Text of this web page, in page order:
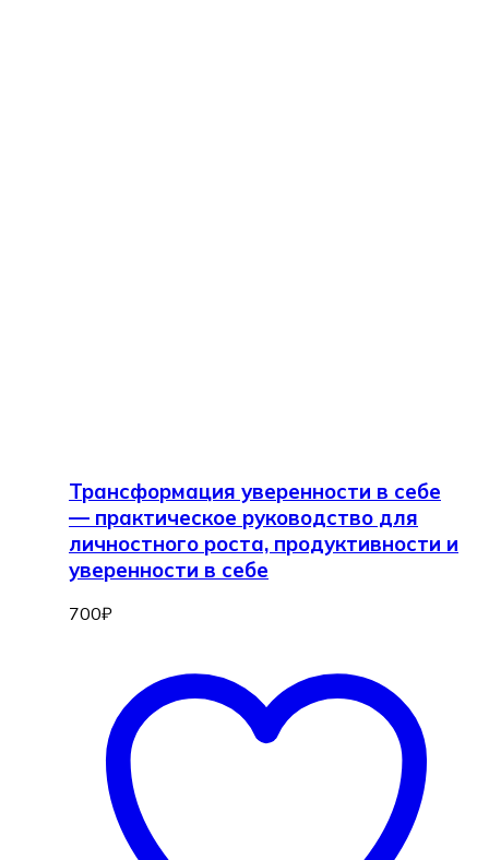
Трансформация уверенности в себе
— практическое руководство для
личностного роста, продуктивности и
уверенности в себе
700₽